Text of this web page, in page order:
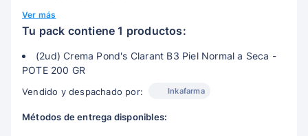
Ver más
Tu pack contiene 1 productos:
(2ud) Crema Pond's Clarant B3 Piel Normal a Seca -
POTE 200 GR
Vendido y despachado por: Inkafarma
Métodos de entrega disponibles: